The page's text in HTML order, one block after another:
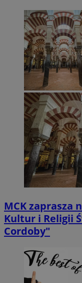
MCK zaprasza
Kultur i Religii
Cordoby"